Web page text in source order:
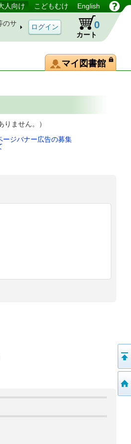
人向け こどもむけ English
のサ
カート
0
マイ図書館
せん。）
ージバナー広告の募集